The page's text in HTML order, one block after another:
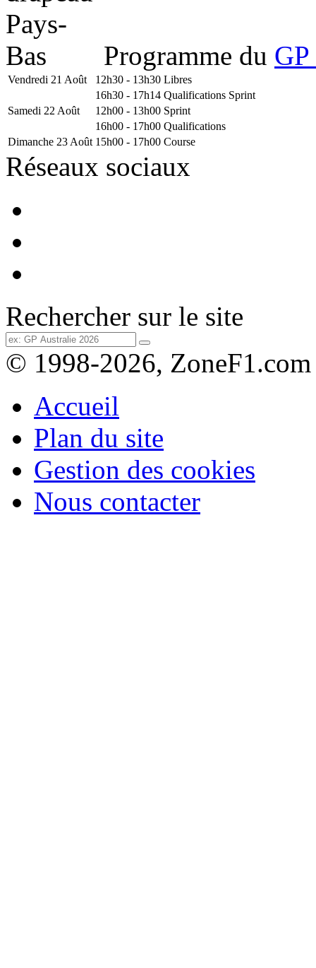
Programme du
Vendredi 21 Août 12h30 - 13h30 Libres
16h30 - 17h14 Qualifications Sprint
Samedi 22 Août
12h00 - 13h00 Sprint
16h00 - 17h00 Qualifications
Dimanche 23 Août 15h00 - 17h00 Course
Réseaux sociaux
Rechercher sur le site
© 1998-2026, ZoneF1.com
Accueil
Plan du site
Gestion des cookies
Nous contacter